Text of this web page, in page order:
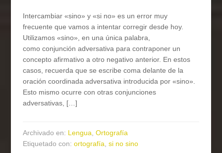
Intercambiar «sino» y «si no» es un error muy
frecuente que vamos a intentar corregir desde hoy.
Utilizamos «sino», en una única palabra,
como conjunción adversativa para contraponer un
concepto afirmativo a otro negativo anterior. En estos
casos, recuerda que se escribe coma delante de la
oración coordinada adversativa introducida por «sino».
Esto mismo ocurre con otras conjunciones
adversativas, […]
Archivado en: Lengua,Ortografía
Etiquetado con:ortografía,si no sino